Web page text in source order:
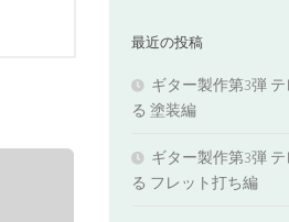
最近の投稿
ギター製作第3弾
る 塗装編
ギター製作第3弾
る フレット打ち編